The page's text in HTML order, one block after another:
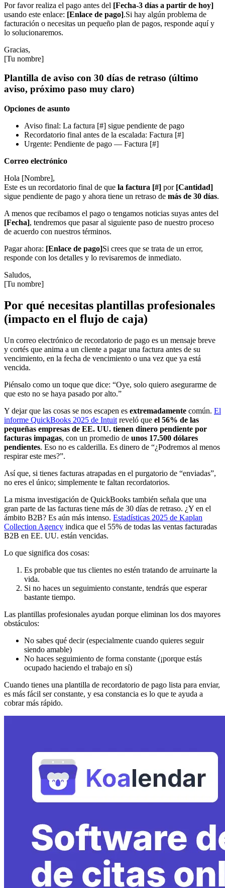
Por favor realiza el pago antes del [Fecha-3 días a partir de hoy]
usando este enlace: [Enlace de pago].Si hay algún problema de
facturación o necesitas un pequeño plan de pagos, responde aquí y
lo solucionaremos.
Gracias,
[Tu nombre]
Plantilla de aviso con 30 días de retraso (último
aviso, próximo paso muy claro)
Opciones de asunto
Aviso final: La factura [#] sigue pendiente de pago
Recordatorio final antes de la escalada: Factura [#]
Urgente: Pendiente de pago — Factura [#]
Correo electrónico
Hola [Nombre],
Este es un recordatorio final de que la factura [#] por [Cantidad]
sigue pendiente de pago y ahora tiene un retraso de más de 30 días.
A menos que recibamos el pago o tengamos noticias suyas antes del
[Fecha], tendremos que pasar al siguiente paso de nuestro proceso
de acuerdo con nuestros términos.
Pagar ahora: [Enlace de pago]Si crees que se trata de un error,
responde con los detalles y lo revisaremos de inmediato.
Saludos,
[Tu nombre]
Por qué necesitas plantillas profesionales
(impacto en el flujo de caja)
Un correo electrónico de recordatorio de pago es un mensaje breve
y cortés que anima a un cliente a pagar una factura antes de su
vencimiento, en la fecha de vencimiento o una vez que ya está
vencida.
Piénsalo como un toque que dice: “Oye, solo quiero asegurarme de
que esto no se haya pasado por alto.”
Y dejar que las cosas se nos escapen es extremadamente común. El
informe QuickBooks 2025 de Intuit reveló que el 56% de las
pequeñas empresas de EE. UU. tienen dinero pendiente por
facturas impagas, con un promedio de unos 17.500 dólares
pendientes. Eso no es calderilla. Es dinero de “¿Podremos al menos
respirar este mes?”.
Así que, si tienes facturas atrapadas en el purgatorio de “enviadas”,
no eres el único; simplemente te faltan recordatorios.
La misma investigación de QuickBooks también señala que una
gran parte de las facturas tiene más de 30 días de retraso. ¿Y en el
ámbito B2B? Es aún más intenso. Estadísticas 2025 de Kaplan
Collection Agency indica que el 55% de todas las ventas facturadas
B2B en EE. UU. están vencidas.
Lo que significa dos cosas:
Es probable que tus clientes no estén tratando de arruinarte la
vida.
Si no haces un seguimiento constante, tendrás que esperar
bastante tiempo.
Las plantillas profesionales ayudan porque eliminan los dos mayores
obstáculos:
No sabes qué decir (especialmente cuando quieres seguir
siendo amable)
No haces seguimiento de forma constante (¡porque estás
ocupado haciendo el trabajo en sí)
Cuando tienes una plantilla de recordatorio de pago lista para enviar,
es más fácil ser constante, y esa constancia es lo que te ayuda a
cobrar más rápido.